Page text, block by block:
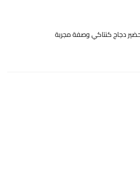
دجاج كنتاكي وصفة مجربة